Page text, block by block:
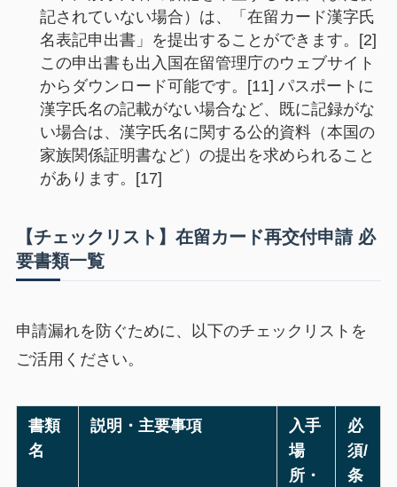
記されていない場合）は、「在留カード漢字氏
名表記申出書」を提出することができます。[2]
この申出書も出入国在留管理庁のウェブサイト
からダウンロード可能です。[11] パスポートに
漢字氏名の記載がない場合など、既に記録がな
い場合は、漢字氏名に関する公的資料（本国の
家族関係証明書など）の提出を求められること
があります。[17]
【チェックリスト】在留カード再交付申請 必
要書類一覧
申請漏れを防ぐために、以下のチェックリストを
ご活用ください。
書類
名
説明・主要事項
入手
場
所・
必
須/
条